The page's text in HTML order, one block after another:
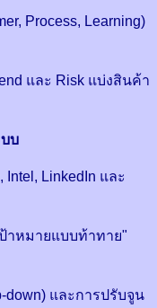
Process, Learning)
และ Risk แบ่งสินค้า
บ
LinkedIn และ
าหมายแบบท้าทาย"
down) และการปรับจูน